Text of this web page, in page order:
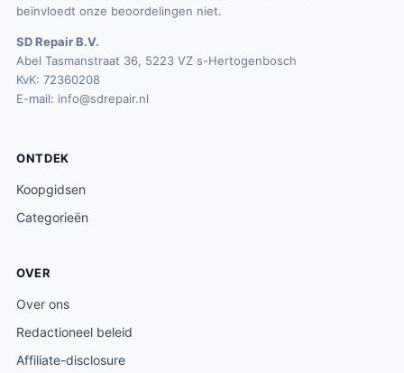
beïnvloedt onze beoordelingen niet.
SD Repair B.V.
Abel Tasmanstraat 36, 5223 VZ s-Hertogenbosch
KvK: 72360208
E-mail: info@sdrepair.nl
ONTDEK
Koopgidsen
Categorieën
OVER
Over ons
Redactioneel beleid
Affiliate-disclosure